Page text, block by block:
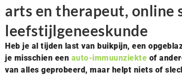
arts en therapeut, online
leefstijlgeneeskunde
Heb je al tijden last van buikpijn, een
je misschien een auto-immuunziekte of
van alles geprobeerd, maar helpt niets of